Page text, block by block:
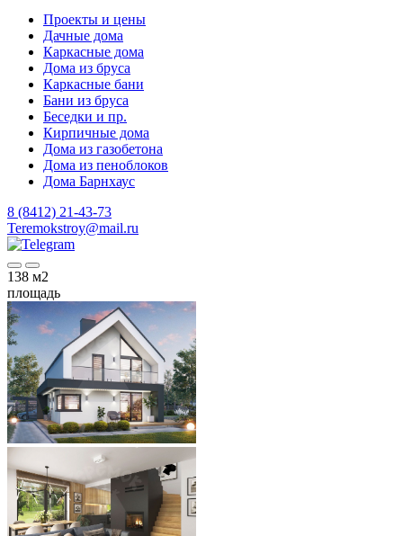
Проекты и цены
Дачные дома
Каркасные дома
Дома из бруса
Каркасные бани
Бани из бруса
Беседки и пр.
Кирпичные дома
Дома из газобетона
Дома из пеноблоков
Дома Барнхаус
8 (8412) 21-43-73
Teremokstroy@mail.ru
138 м2
площадь